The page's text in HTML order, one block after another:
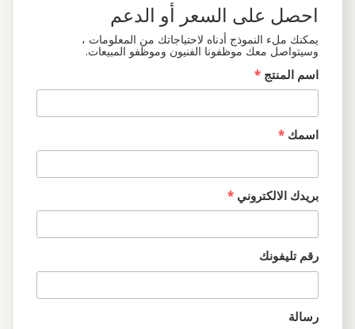
احصل على السعر أو الدعم
يمكنك ملء النموذج أدناه لاحتياجاتك من المعلومات ،
وسيتواصل معك موظفونا الفنيون وموظفو المبيعات.
اسم المنتج *
اسمك *
بريدك الالكتروني *
رقم تليفونك
رسالة